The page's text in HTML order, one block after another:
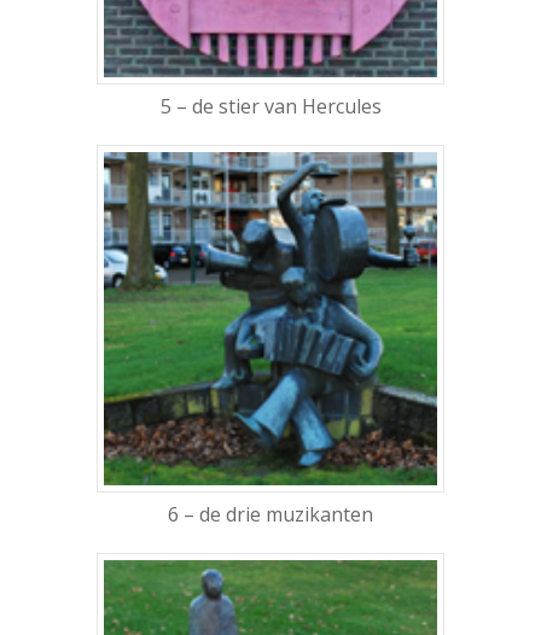
5 – de stier van Hercules
6 – de drie muzikanten